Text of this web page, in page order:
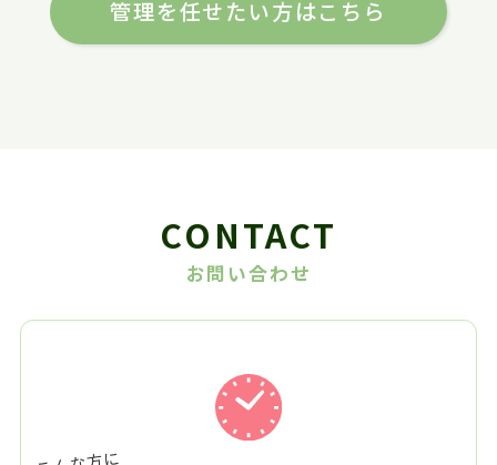
管理を任せたい方はこちら
CONTACT
お問い合わせ